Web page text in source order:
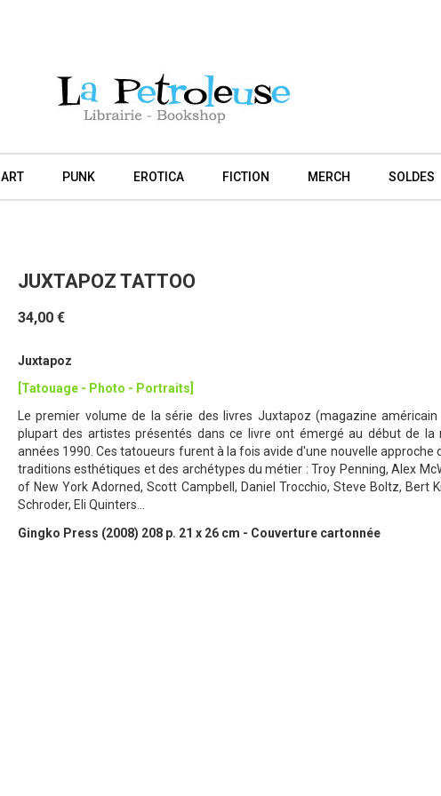
ART PUNK EROTICA FICTION MERCH SOLDES
JUXTAPOZ TATTOO
34,00 €
Juxtapoz
[Tatouage - Photo - Portraits]
Le premier volume de la série des livres Juxtapoz (magazine
plupart des artistes présentés dans ce livre ont émergé au début de la
années 1990. Ces tatoueurs furent à la fois avide d'une nouvelle
traditions esthétiques et des archétypes du métier : Troy Penning, Alex
of New York Adorned, Scott Campbell, Daniel Trocchio, Steve Boltz, Bert
Schroder, Eli Quinters…
Gingko Press (2008) 208 p. 21 x 26 cm - Couverture cartonnée